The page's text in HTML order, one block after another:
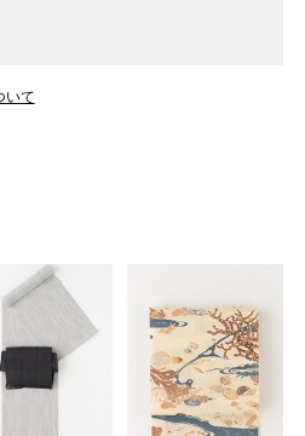
でスタッフが採寸）
ヒップ目安 身丈
153cm
いて